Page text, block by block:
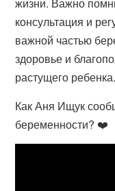
консультация и
важной частью
здоровье и
растущего ребенка.
Как Аня Ищук
беременности? ❤️